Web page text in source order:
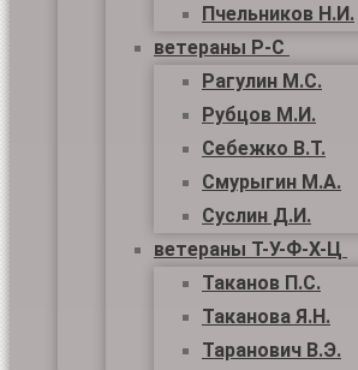
Пчельников Н.И.
ветераны Р-С
Рагулин М.С.
Рубцов М.И.
Себежко В.Т.
Смурыгин М.А.
Суслин Д.И.
ветераны Т-У-Ф-Х-Ц
Таканов П.С.
Таканова Я.Н.
Таранович В.Э.